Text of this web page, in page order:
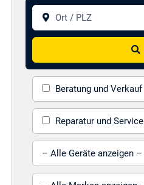
Ort / PLZ
Suchen
Beratung und Verkauf
Reparatur und Service
Gerät auswählen
Marke auswählen